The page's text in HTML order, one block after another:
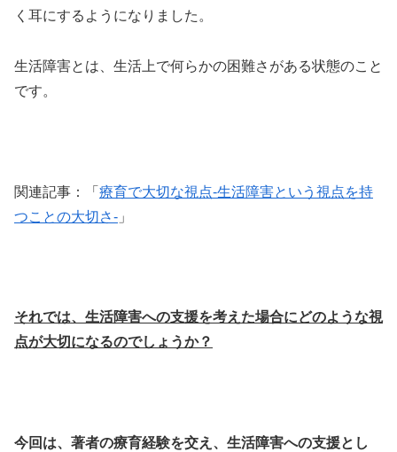
く耳にするようになりました。
生活障害とは、生活上で何らかの困難さがある状態のこと
です。
関連記事：「 療育で大切な視点-生活障害という視点を持
つことの大切さ- 」
それでは、生活障害への支援を考えた場合にどのような視
点が大切になるのでしょうか？
今回は、著者の療育経験を交え、生活障害への支援とし